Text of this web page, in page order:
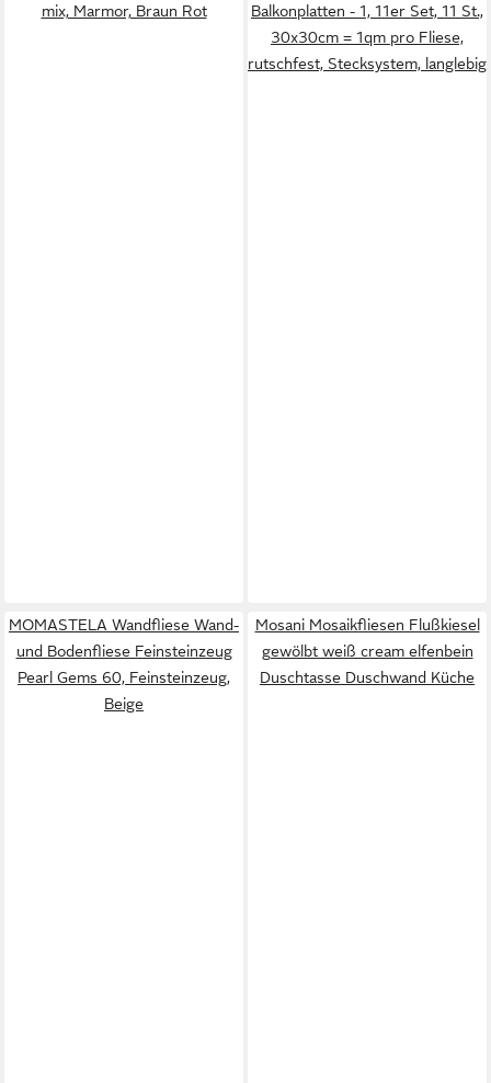
mix, Marmor, Braun Rot
Balkonplatten - 1, 11er Set, 11 St.,
30x30cm = 1qm pro Fliese,
rutschfest, Stecksystem, langlebig
MOMASTELA Wandfliese Wand-
und Bodenfliese Feinsteinzeug
Pearl Gems 60, Feinsteinzeug,
Beige
Mosani Mosaikfliesen Flußkiesel
gewölbt weiß cream elfenbein
Duschtasse Duschwand Küche